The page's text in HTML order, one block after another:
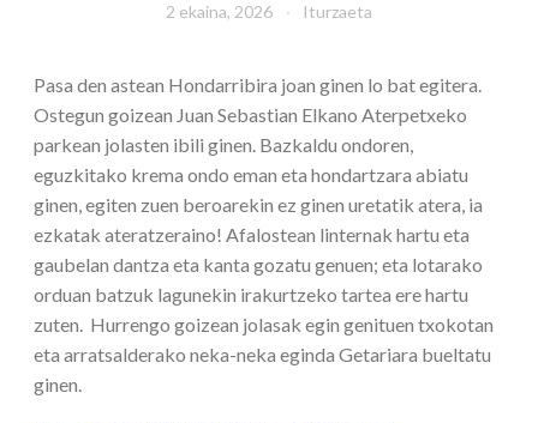
2 ekaina, 2026 Iturzaeta
Pasa den astean Hondarribira joan ginen lo bat egitera.
Ostegun goizean Juan Sebastian Elkano Aterpetxeko
parkean jolasten ibili ginen. Bazkaldu ondoren,
eguzkitako krema ondo eman eta hondartzara abiatu
ginen, egiten zuen beroarekin ez ginen uretatik atera, ia
ezkatak ateratzeraino! Afalostean linternak hartu eta
gaubelan dantza eta kanta gozatu genuen; eta lotarako
orduan batzuk lagunekin irakurtzeko tartea ere hartu
zuten. Hurrengo goizean jolasak egin genituen txokotan
eta arratsalderako neka-neka eginda Getariara bueltatu
ginen.